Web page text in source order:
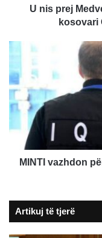
kosovari
në
U nis prej
kosovari
për
30
ditë
rregullimin
çmimeve
naftësMINTI vazhdon
Artikuj të tjerë